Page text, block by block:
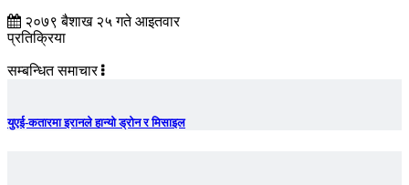
२०७९ बैशाख २५ गते आइतवार
प्रतिक्रिया
सम्बन्धित समाचार
युएई-कतारमा इरानले हान्यो ड्रोन र मिसाइल